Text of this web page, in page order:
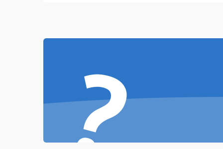
Система охлаждения
?